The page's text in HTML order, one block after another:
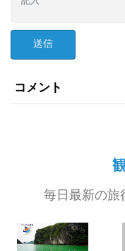
送信
コメント
毎日最新の旅